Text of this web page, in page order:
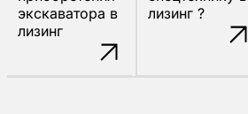
экскаватора в
лизинг
лизинг ?